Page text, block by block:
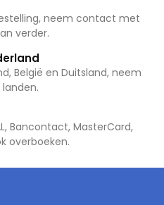
neem contact met
verder.
België en Duitsland, neem
Bancontact, MasterCard,
overboeken.